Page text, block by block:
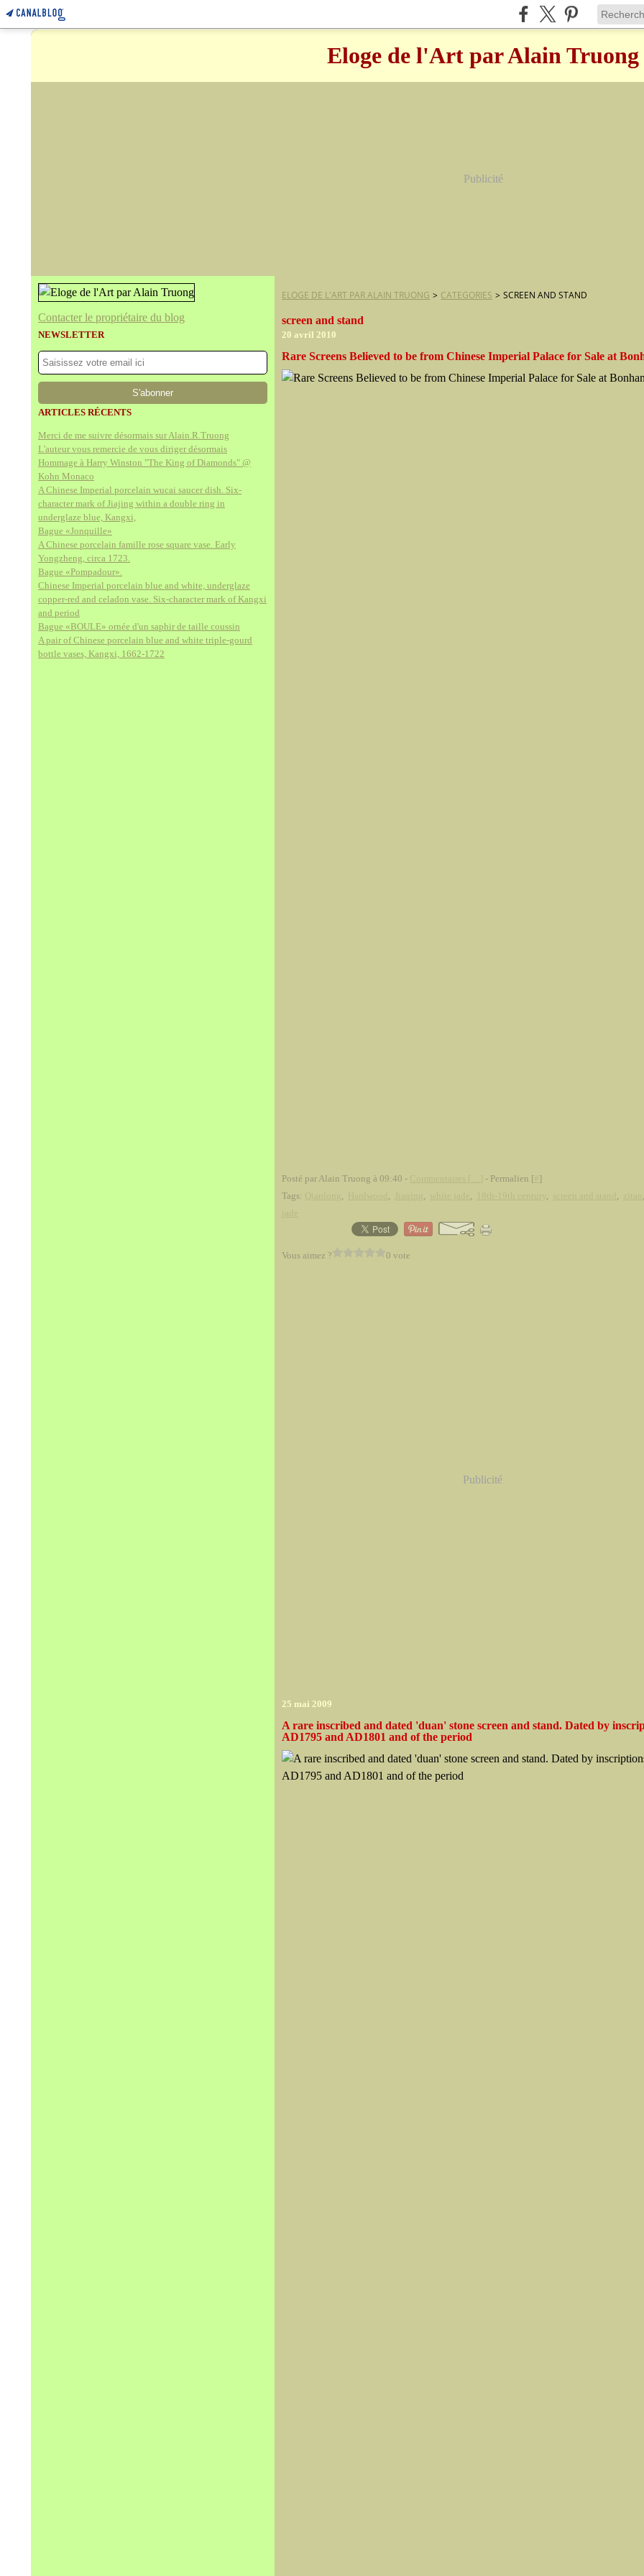
Eloge de l'Art par Alain Truong
Publicité
Contacter le propriétaire du blog
NEWSLETTER
ARTICLES RÉCENTS
Merci de me suivre désormais sur Alain.R.Truong
L'auteur vous remercie de vous diriger désormais
Hommage à Harry Winston "The King of Diamonds" @
Kohn Monaco
A Chinese Imperial porcelain wucai saucer dish. Six-
character mark of Jiajing within a double ring in
underglaze blue, Kangxi,
Bague «Jonquille»
A Chinese porcelain famille rose square vase. Early
Yongzheng, circa 1723.
Bague «Pompadour».
Chinese Imperial porcelain blue and white, underglaze
copper-red and celadon vase. Six-character mark of Kangxi
and period
Bague «BOULE» ornée d'un saphir de taille coussin
A pair of Chinese porcelain blue and white triple-gourd
bottle vases, Kangxi, 1662-1722
ELOGE DE L'ART PAR ALAIN TRUONG > CATEGORIES > SCREEN AND STAND
screen and stand
20 avril 2010
Rare Screens Believed to be from Chinese Imperial Palace for Sale at
Posté par Alain Truong à 09:40 - - Permalien [ ]
Tags:
, , , , , , ,
Vous aimez ? 0 vote
Publicité
25 mai 2009
A rare inscribed and dated 'duan' stone screen and stand. Dated by
AD1795 and AD1801 and of the period